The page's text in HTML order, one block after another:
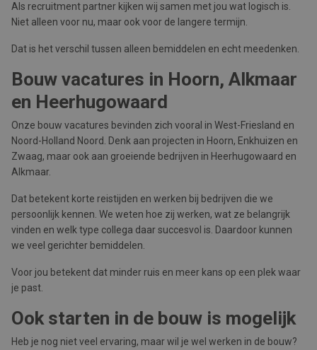
Als recruitment partner kijken wij samen met jou wat logisch is.
Niet alleen voor nu, maar ook voor de langere termijn.
Dat is het verschil tussen alleen bemiddelen en echt meedenken.
Bouw vacatures in Hoorn, Alkmaar
en Heerhugowaard
Onze bouw vacatures bevinden zich vooral in West-Friesland en
Noord-Holland Noord. Denk aan projecten in Hoorn, Enkhuizen en
Zwaag, maar ook aan groeiende bedrijven in Heerhugowaard en
Alkmaar.
Dat betekent korte reistijden en werken bij bedrijven die we
persoonlijk kennen. We weten hoe zij werken, wat ze belangrijk
vinden en welk type collega daar succesvol is. Daardoor kunnen
we veel gerichter bemiddelen.
Voor jou betekent dat minder ruis en meer kans op een plek waar
je past.
Ook starten in de bouw is mogelijk
Heb je nog niet veel ervaring, maar wil je wel werken in de bouw?